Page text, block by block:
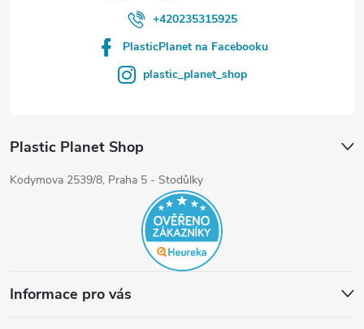
+420235315925
PlasticPlanet na Facebooku
plastic_planet_shop
Plastic Planet Shop
Kodymova 2539/8, Praha 5 - Stodůlky
Informace pro vás